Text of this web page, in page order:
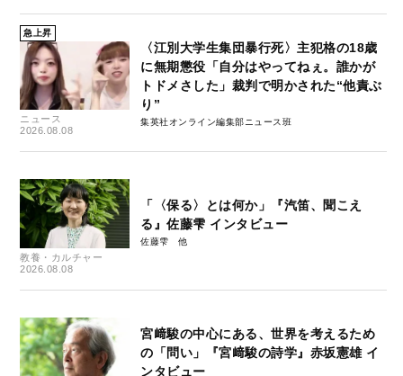
急上昇
ニュース
2026.08.08
〈江別大学生集団暴行死〉主犯格の18歳
に無期懲役「自分はやってねぇ。誰かが
トドメさした」裁判で明かされた“他責ぶ
り”
集英社オンライン編集部ニュース班
教養・カルチャー
2026.08.08
「〈保る〉とは何か」『汽笛、聞こえ
る』佐藤雫 インタビュー
佐藤雫
宮﨑駿の中心にある、世界を考えるため
の「問い」『宮﨑駿の詩学』赤坂憲雄 イ
ンタビュー